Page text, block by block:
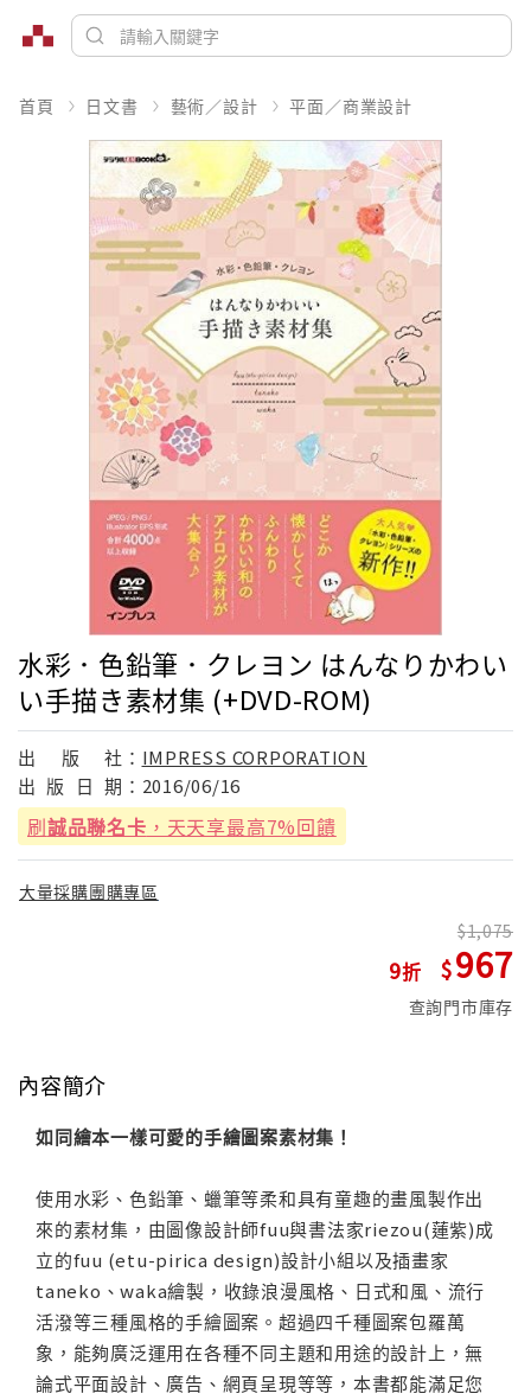
首頁 日文書 藝術／設計 平面／商業設計
水彩．色鉛筆．クレヨン はんなりかわい
い手描き素材集 (+DVD-ROM)
出 版 社： IMPRESS CORPORATION
出 版 日 期： 2016/06/16
刷誠品聯名卡 ，天天享最高7%回饋
大量採購團購專區
9
1,075
967
查詢門市庫存
內容簡介
如同繪本一樣可愛的手繪圖案素材集！
使用水彩、色鉛筆、蠟筆等柔和具有童趣的畫風製作出
來的素材集，由圖像設計師fuu與書法家riezou(蓮紫)成
立的fuu (etu-pirica design)設計小組以及插畫家
taneko、waka繪製，收錄浪漫風格、日式和風、流行
活潑等三種風格的手繪圖案。超過四千種圖案包羅萬
象，能夠廣泛運用在各種不同主題和用途的設計上，無
論式平面設計、廣告、網頁呈現等等，本書都能滿足您